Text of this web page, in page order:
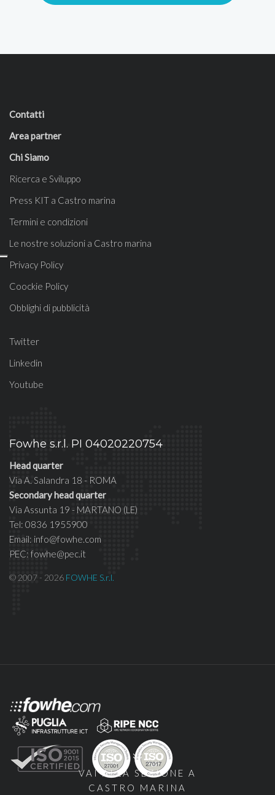
VAI ALLA SEZIONE A
CASTRO MARINA
Contatti
Area partner
Chi Siamo
Ricerca e Sviluppo
Press KIT a Castro marina
Termini e condizioni
Le nostre soluzioni a Castro marina
Privacy Policy
Coockie Policy
Obblighi di pubblicità
Twitter
Linkedin
Youtube
Fowhe s.r.l. PI 04020220754
Head quarter
Via A. Salandra 18 - ROMA
Secondary head quarter
Via Assunta 19 - MARTANO (LE)
Tel: 0836 1955900
Email: info@fowhe.com
PEC: fowhe@pec.it
© 2007 - 2026 FOWHE S.r.l.